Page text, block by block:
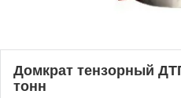
Домкрат тензорный
тонн